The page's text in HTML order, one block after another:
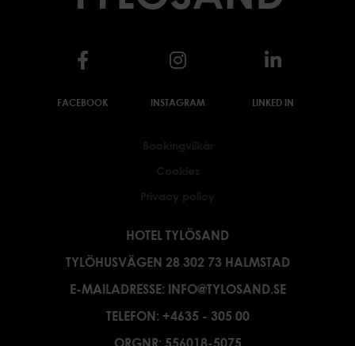
FACEBOOK INSTAGRAM LINKED IN
HOTEL TYLÖSAND
TYLÖHUSVÄGEN 28 302 73 HALMSTAD
E-MAILADRESSE: INFO@TYLOSAND.SE
TELEFON: +4635 - 305 00
ORGNR: 556018-5075